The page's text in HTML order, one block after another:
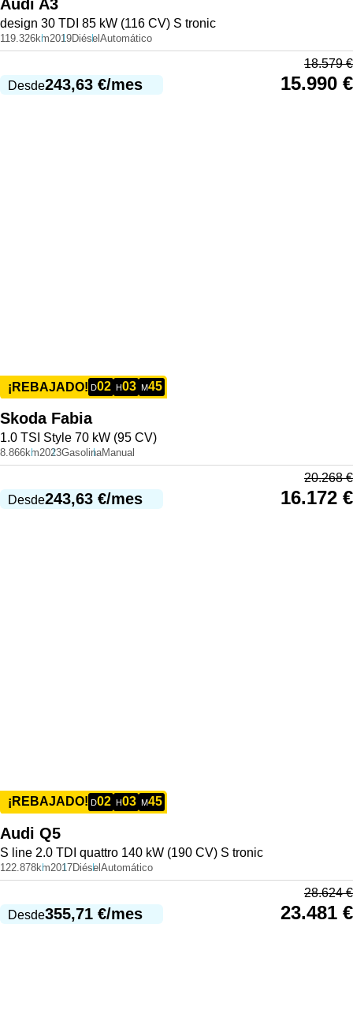
Audi A3
design 30 TDI 85 kW (116 CV) S tronic
119.326km2019Diésel Automático
Desde243,63 €/mes
18.579€
15.990 €
¡REBAJADO! D02 H03 M45
Skoda Fabia
1.0 TSI Style 70 kW (95 CV)
8.866km2023GasolinaManual
Desde243,63 €/mes
20.268€
16.172 €
¡REBAJADO! D02 H03 M45
Audi Q5
S line 2.0 TDI quattro 140 kW (190 CV) S tronic
122.878km2017Diésel Automático
Desde355,71 €/mes
28.624€
23.481 €